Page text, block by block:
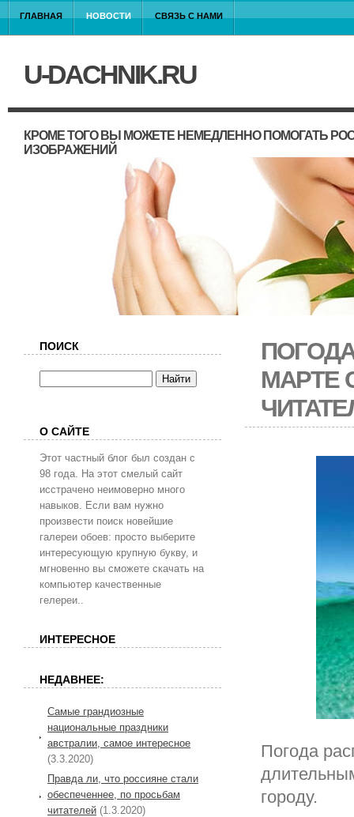
ГЛАВНАЯ НОВОСТИ СВЯЗЬ С НАМИ
U-DACHNIK.RU
КРОМЕ ТОГО ВЫ МОЖЕТЕ НЕМЕДЛЕННО ПОМОГАТЬ
ИЗОБРАЖЕНИЙ
МАРТЕ
Погода
городу.
ПОИСК
О САЙТЕ
Этот частный блог был создан с
98 года. На этот смелый сайт
исстрачено неимоверно много
навыков. Если вам нужно
произвести поиск новейшие
галереи обоев: просто выберите
интересующую крупную букву, и
мгновенно вы сможете скачать на
компьютер качественные
гелереи..
ИНТЕРЕСНОЕ
НЕДАВНЕЕ:
Самые грандиозные
национальные праздники
австралии, самое интересное
(3.3.2020)
Правда ли, что россияне стали
обеспеченнее, по просьбам
читателей (1.3.2020)